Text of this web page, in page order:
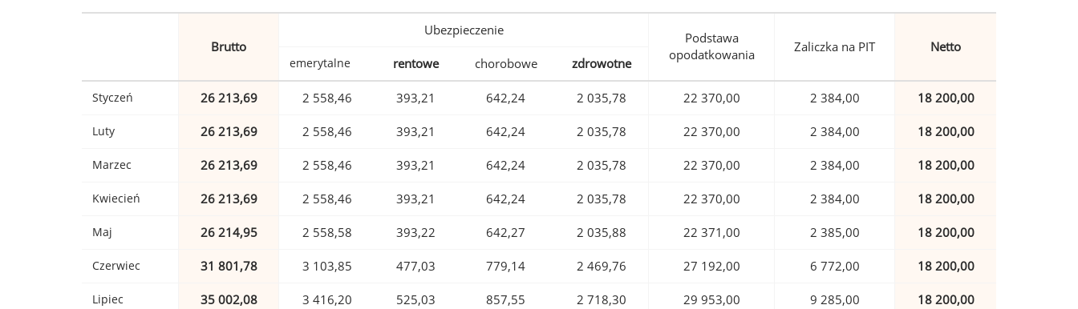
Brutto
Ubezpieczenie
Podstawa
opodatkowania
Zaliczka na PIT Netto
emerytalne rentowe chorobowe zdrowotne
Styczeń 26 213,69 2 558,46 393,21 642,24 2 035,78 22 370,00 2 384,00 18 200,00
Luty 26 213,69 2 558,46 393,21 642,24 2 035,78 22 370,00 2 384,00 18 200,00
Marzec 26 213,69 2 558,46 393,21 642,24 2 035,78 22 370,00 2 384,00 18 200,00
Kwiecień 26 213,69 2 558,46 393,21 642,24 2 035,78 22 370,00 2 384,00 18 200,00
Maj 26 214,95 2 558,58 393,22 642,27 2 035,88 22 371,00 2 385,00 18 200,00
Czerwiec 31 801,78 3 103,85 477,03 779,14 2 469,76 27 192,00 6 772,00 18 200,00
Lipiec 35 002,08 3 416,20 525,03 857,55 2 718,30 29 953,00 9 285,00 18 200,00